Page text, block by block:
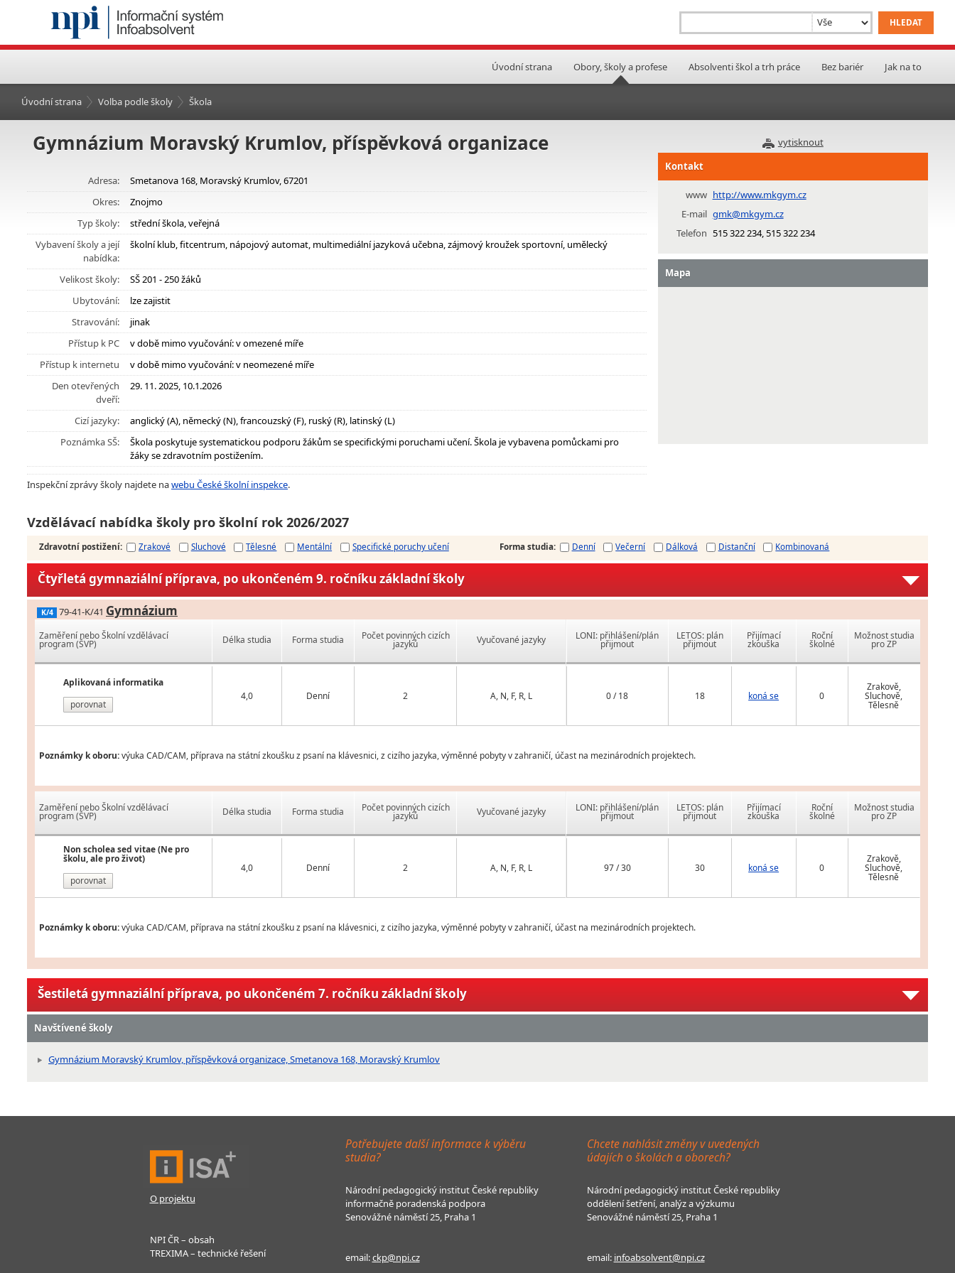
Úvodní strana Obory, školy a profese Absolventi škol a trh práce Bez bariér Jak na to
Úvodní strana Volba podle školy Škola
vytisknout
Gymnázium Moravský Krumlov, příspěvková organizace
Adresa:
Smetanova 168, Moravský Krumlov, 67201
Okres:
Znojmo
Typ školy:
střední škola, veřejná
Vybavení školy a její
nabídka:
školní klub, fitcentrum, nápojový automat, multimediální jazyková učebna, zájmový kroužek sportovní, umělecký
Velikost školy:
SŠ 201 - 250 žáků
Ubytování:
lze zajistit
Stravování:
jinak
Přístup k PC
v době mimo vyučování: v omezené míře
Přístup k internetu
v době mimo vyučování: v neomezené míře
Den otevřených
dveří:
29. 11. 2025, 10.1.2026
Cizí jazyky:
anglický (A), německý (N), francouzský (F), ruský (R), latinský (L)
Poznámka SŠ:
Škola poskytuje systematickou podporu žákům se specifickými poruchami učení. Škola je vybavena pomůckami pro
žáky se zdravotním postižením.
Inspekční zprávy školy najdete nawebu České školní inspekce.
Kontakt
www http://www.mkgym.cz
E-mail gmk@mkgym.cz
Telefon 515 322 234, 515 322 234
Mapa
Vzdělávací nabídka školy pro školní rok 2026/2027
Zdravotní postižení: Zrakové Sluchové Tělesné Mentální Specifické poruchy učení Forma studia: Denní Večerní Dálková Distanční Kombinovaná
Čtyřletá gymnaziální příprava, po ukončeném 9. ročníku základní školy
K/4 79-41-K/41 Gymnázium
Zaměření nebo Školní vzdělávací
program (ŠVP)
Aplikovaná informatika
porovnat
Délka studia Forma studia Počet povinných cizích
jazyků Vyučované jazyky
4,0 Denní 2 A, N, F, R, L
LONI: přihlášení/plán
přijmout
LETOS: plán
přijmout
Přijímací
zkouška
Roční
školné
Možnost studia
pro ZP
0 / 18 18 koná se 0
Zrakově,
Sluchově,
Tělesně
Poznámky k oboru:výuka CAD/CAM, příprava na státní zkoušku z psaní na klávesnici, z cizího jazyka, výměnné pobyty v zahraničí, účast na mezinárodních projektech.
Zaměření nebo Školní vzdělávací
program (ŠVP)
Non scholea sed vitae (Ne pro
školu, ale pro život)
porovnat
Délka studia Forma studia Počet povinných cizích
jazyků Vyučované jazyky
4,0 Denní 2 A, N, F, R, L
LONI: přihlášení/plán
přijmout
LETOS: plán
přijmout
Přijímací
zkouška
Roční
školné
Možnost studia
pro ZP
97 / 30 30 koná se 0
Zrakově,
Sluchově,
Tělesně
Poznámky k oboru:výuka CAD/CAM, příprava na státní zkoušku z psaní na klávesnici, z cizího jazyka, výměnné pobyty v zahraničí, účast na mezinárodních projektech.
Šestiletá gymnaziální příprava, po ukončeném 7. ročníku základní školy
Navštívené školy
Gymnázium Moravský Krumlov, příspěvková organizace, Smetanova 168, Moravský Krumlov
O projektu
NPI ČR – obsah
TREXIMA – technické řešení
Potřebujete další informace k výběru
studia?
Národní pedagogický institut České republiky
informačně poradenská podpora
Senovážné náměstí 25, Praha 1
email:ckp@npi.cz
Chcete nahlásit změny v uvedených
údajích o školách a oborech?
Národní pedagogický institut České republiky
oddělení šetření, analýz a výzkumu
Senovážné náměstí 25, Praha 1
email: infoabsolvent@npi.cz